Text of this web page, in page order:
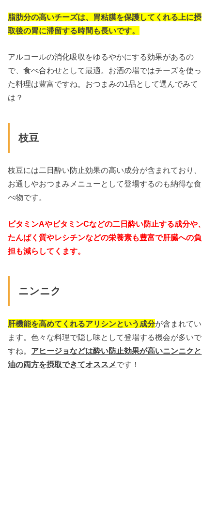
脂肪分の高いチーズは、胃粘膜を保護してくれる上に摂
取後の胃に滞留する時間も長いです。
アルコールの消化吸収をゆるやかにする効果があるの
で、食べ合わせとして最適。お酒の場ではチーズを使っ
た料理は豊富ですね。おつまみの1品として選んでみて
は？
枝豆
枝豆には二日酔い防止効果の高い成分が含まれており、
お通しやおつまみメニューとして登場するのも納得な食
べ物です。
ビタミンAやビタミンCなどの二日酔い防止する成分や、
たんぱく質やレシチンなどの栄養素も豊富で肝臓への負
担も減らしてくます。
ニンニク
肝機能を高めてくれるアリシンという成分が含まれてい
ます。色々な料理で隠し味として登場する機会が多いで
すね。 アヒージョなどは酔い防止効果が高いニンニクと
油の両方を摂取できてオススメです！